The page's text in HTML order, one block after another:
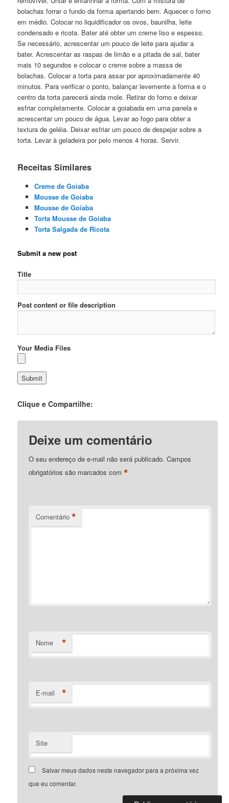
bolachas forrar o fundo da forma apertando bem. Aquecer o forno
em médio. Colocar no liquidificador os ovos, baunilha, leite
condensado e ricota. Bater até obter um creme liso e espesso.
Se necessário, acrescentar um pouco de leite para ajudar a
bater. Acrescentar as raspas de limão e a pitada de sal, bater
mais 10 segundos e colocar o creme sobre a massa de
bolachas. Colocar a torta para assar por aproximadamente 40
minutos. Para verificar o ponto, balançar levemente a forma e o
centro da torta parecerá ainda mole. Retirar do forno e deixar
esfriar completamente. Colocar a goiabada em uma panela e
acrescentar um pouco de água. Levar ao fogo para obter a
textura de geléia. Deixar esfriar um pouco de despejar sobre a
torta. Levar à geladeira por pelo menos 4 horas. Servir.
Receitas Similares
Creme de Goiaba
Mousse de Goiaba
Mousse de Goiaba
Torta Mousse de Goiaba
Torta Salgada de Ricota
Submit a new post
Title
Post content or file description
Your Media Files
Clique e Compartilhe:
Deixe um comentário
O seu endereço de e-mail não será publicado. Campos
obrigatórios são marcados com*
Comentário *
Nome *
E-mail *
Site
Salvar meus dados neste navegador para a próxima vez
que eu comentar.